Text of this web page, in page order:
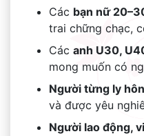
Các bạn nữ
trai chững chạc,
Các anh U30,
mong muốn có
Người từng ly hôn
và được yêu
Người lao động,